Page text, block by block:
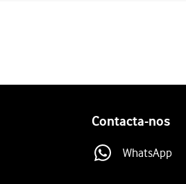
Contacta-nos
WhatsApp